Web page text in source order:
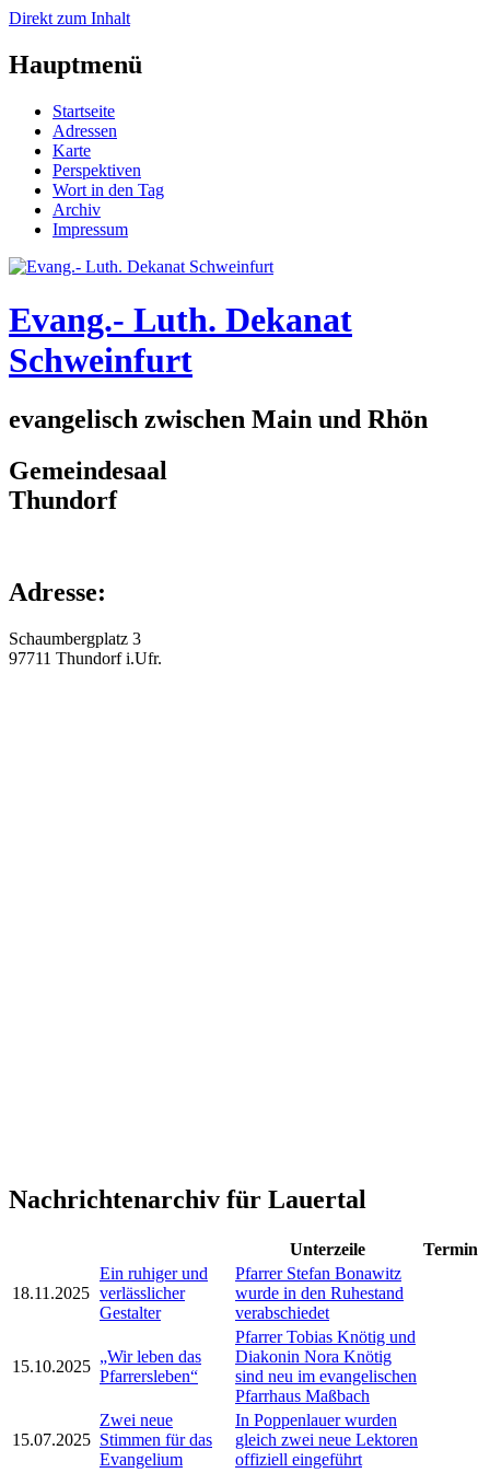
Direkt zum Inhalt
Hauptmenü
Startseite
Adressen
Karte
Perspektiven
Wort in den Tag
Archiv
Impressum
Evang.- Luth. Dekanat
Schweinfurt
evangelisch zwischen Main und Rhön
Gemeindesaal
Thundorf
Adresse:
Schaumbergplatz 3
97711 Thundorf i.Ufr.
Nachrichtenarchiv für Lauertal
Unterzeile Termin
18.11.2025
Ein ruhiger und
verlässlicher
Gestalter
Pfarrer Stefan Bonawitz
wurde in den Ruhestand
verabschiedet
15.10.2025
„Wir leben das
Pfarrersleben“
Pfarrer Tobias Knötig und
Diakonin Nora Knötig
sind neu im evangelischen
Pfarrhaus Maßbach
15.07.2025
Zwei neue
Stimmen für das
Evangelium
In Poppenlauer wurden
gleich zwei neue Lektoren
offiziell eingeführt